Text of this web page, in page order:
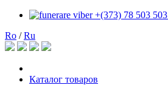
+(373) 78 503 503
Ro /Ru
Каталог товаров